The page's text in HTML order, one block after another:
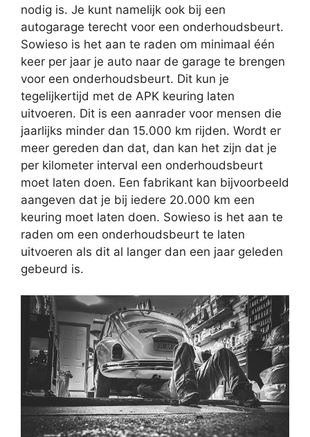
nodig is. Je kunt namelijk ook bij een
autogarage terecht voor een onderhoudsbeurt.
Sowieso is het aan te raden om minimaal één
keer per jaar je auto naar de garage te brengen
voor een onderhoudsbeurt. Dit kun je
tegelijkertijd met de APK keuring laten
uitvoeren. Dit is een aanrader voor mensen die
jaarlijks minder dan 15.000 km rijden. Wordt er
meer gereden dan dat, dan kan het zijn dat je
per kilometer interval een onderhoudsbeurt
moet laten doen. Een fabrikant kan bijvoorbeeld
aangeven dat je bij iedere 20.000 km een
keuring moet laten doen. Sowieso is het aan te
raden om een onderhoudsbeurt te laten
uitvoeren als dit al langer dan een jaar geleden
gebeurd is.